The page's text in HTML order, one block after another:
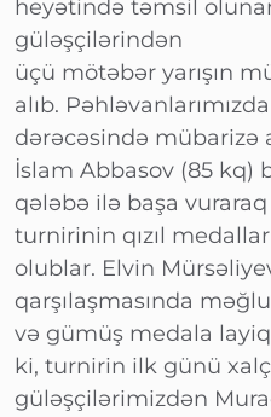
heyətində təmsil
güləşçilərindən
üçü mötəbər yarışın
alıb.
dərəcəsində mübarizə
İslam Abbasov (85 kq)
qələbə ilə başa vuraraq
turnirinin qızıl
olublar. Elvin
qarşılaşmasında
və gümüş medala
ki, turnirin ilk günü
güləşçilərimizdən